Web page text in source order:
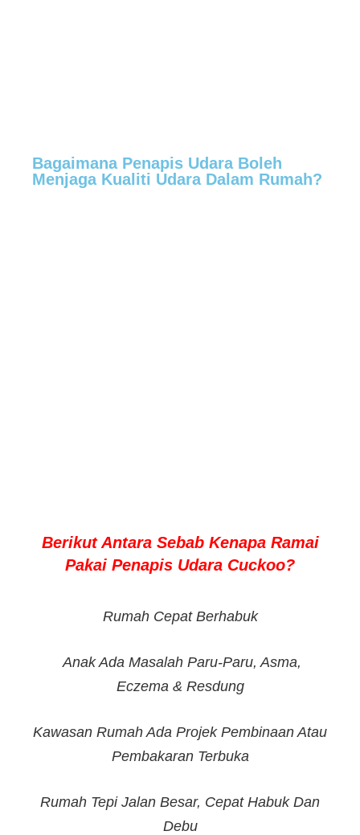
Bagaimana Penapis Udara Boleh
Menjaga Kualiti Udara Dalam Rumah?
Berikut Antara Sebab Kenapa Ramai
Pakai Penapis Udara Cuckoo?
Rumah Cepat Berhabuk
Anak Ada Masalah Paru-Paru, Asma,
Eczema & Resdung
Kawasan Rumah Ada Projek Pembinaan Atau
Pembakaran Terbuka
Rumah Tepi Jalan Besar, Cepat Habuk Dan
Debu